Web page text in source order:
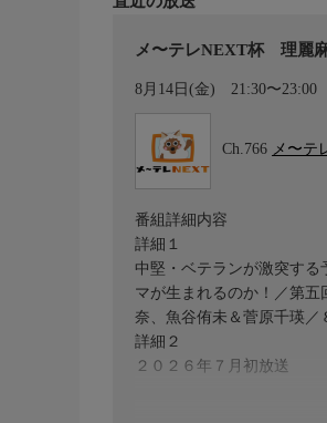
メ〜テレNEXT杯 理麗
8月14日(金) 21:30〜23:00
Ch.766 メ〜テ
番組詳細内容
詳細１
中堅・ベテランが激突す
マが生まれるのか！／第
奈、魚谷侑未＆菅原千瑛／
詳細２
２０２６年７月初放送